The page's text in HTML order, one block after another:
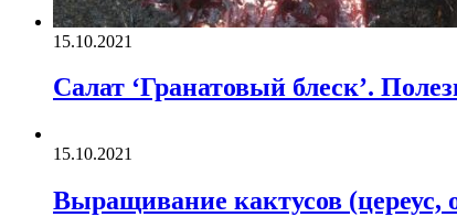
15.10.2021
Салат ‘Гранатовый блеск’.
15.10.2021
Выращивание кактусов